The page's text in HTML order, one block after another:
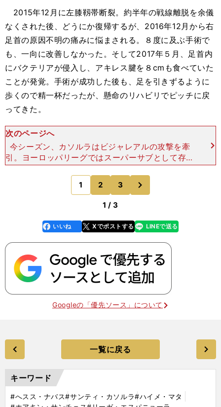
2015年12月に左膝靱帯断裂。約半年の戦線離脱を余儀
なくされた後、どうにか復帰するが、2016年12月から右
足首の原因不明の痛みに悩まされる。８度に及ぶ手術で
も、一向に改善しなかった。そして2017年５月、足首内
にバクテリアが侵入し、アキレス腱を８cmも食べていた
ことが発覚。手術が成功した後も、足を引きずるように
歩くので精一杯だったが、懸命のリハビリでピッチに戻
ってきた。
次のページへ
今シーズン、カソルラはビジャレアルの攻撃を牽
引。ヨーロッパリーグではスーパーサブとして存在
感を示し、準々決勝進出に貢献している。かつてシ
ャビ・エルナンデス、アンドレス・イニエスタ、ダ
ビド・シルバと中盤
1 2 3
1 / 3
faceboo
k
いいね Xでポストする
line LINEで送る
Googleの「優先ソース」について
一覧に戻る
キーワード
#へスス・ナバス#サンティ・カソルラ#ハイメ・マタ